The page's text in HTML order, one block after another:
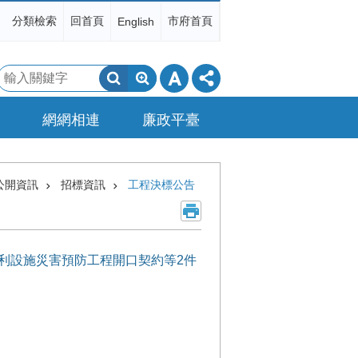
分類檢索 回首頁 English 市府首頁
搜
尋
網網相連 廉政平臺
開資訊 招標資訊 工程決標公告
設施災害預防工程開口契約等2件